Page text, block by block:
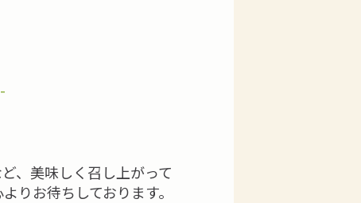
、美味しく召し上がって
りお待ちしております。